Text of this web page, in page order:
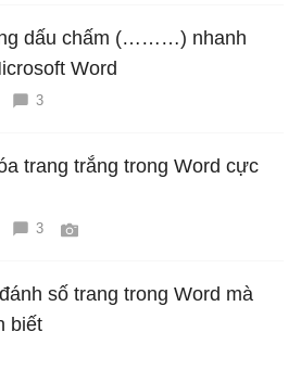
dấu chấm (………) nhanh
Word
3
trang trắng trong Word cực
3
số trang trong Word mà
biết